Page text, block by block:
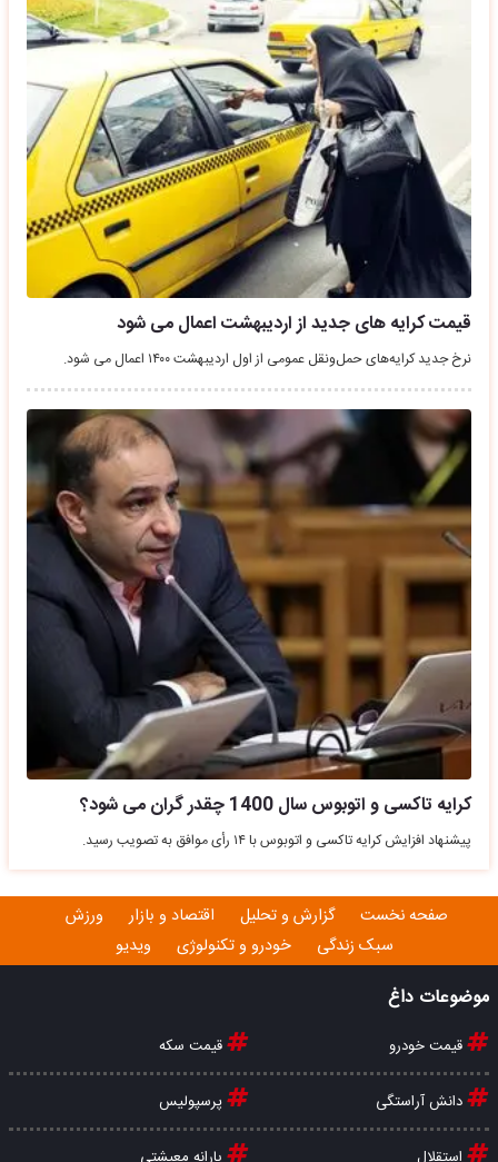
قیمت کرایه های جدید از اردیبهشت اعمال می ‌شود
نرخ جدید کرایه‌های حمل‌ونقل عمومی از اول اردیبهشت ۱۴۰۰ اعمال می ‌شود.
کرایه تاکسی و اتوبوس سال 1400 چقدر گران می شود؟
پیشنهاد افزایش کرایه تاکسی و اتوبوس با ۱۴ رأی موافق به تصویب رسید.
صفحه نخست گزارش و تحلیل اقتصاد و بازار
ورزش
سبک زندگی
خودرو و تکنولوژی ویدیو
موضوعات داغ
قیمت خودرو قیمت سکه
دانش آراستگی پرسپولیس